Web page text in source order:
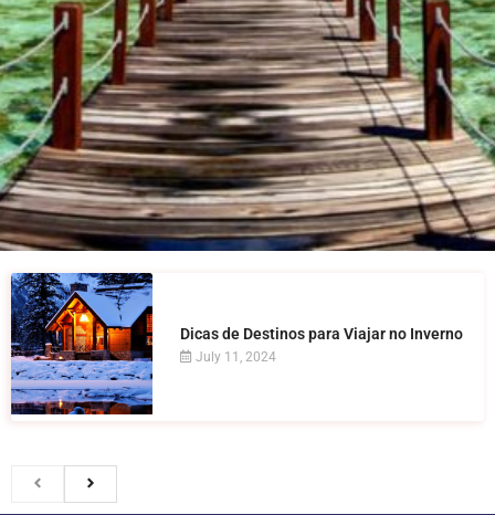
Dicas de Destinos para Viajar no Inverno
July 11, 2024